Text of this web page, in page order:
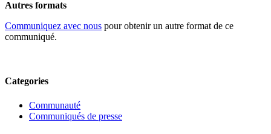
Autres formats
Communiquez avec nous pour obtenir un autre format de ce
communiqué.
Categories
Communauté
Communiqués de presse